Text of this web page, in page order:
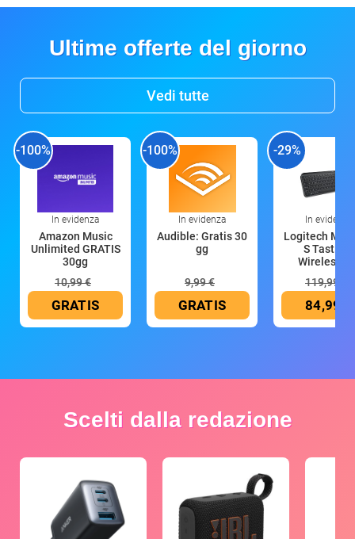
Ultime offerte del giorno
Vedi tutte
-100%
In evidenza
Amazon Music
Unlimited GRATIS
30gg
10,99 €
GRATIS
-100%
In evidenza
Audible: Gratis 30
gg
9,99 €
GRATIS
-29%
In evidenza
Logitech MX
S Tastiera
Wireless
119,99 €
84,99 €
Scelti dalla redazione